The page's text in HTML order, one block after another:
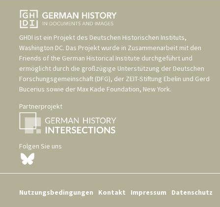
GHDI ist ein Projekt des Deutschen Historischen Instituts,
Washington DC. Das Projekt wurde in Zusammenarbeit mit den
Friends of the German Historical Institute durchgeführt und
ermöglicht durch die großzügige Unterstützung der Deutschen
Forschungsgemeinschaft (DFG), der ZEIT-Stiftung Ebelin und Gerd
Bucerius sowie der Max Kade Foundation, New York.
Partnerprojekt
Folgen Sie uns
Nutzungsbedingungen Kontakt Impressum
Datenschutz